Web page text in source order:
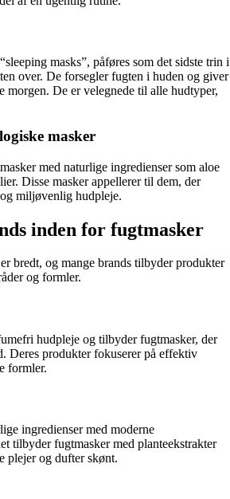
masks”, påføres som det sidste trin i
over. De forsegler fugten i huden og giver
morgen. De er velegnede til alle hudtyper,
masker
med naturlige ingredienser som aloe
Disse masker appellerer til dem, der
miljøvenlig hudpleje.
inden for fugtmasker
bredt, og mange brands tilbyder produkter
og formler.
hudpleje og tilbyder fugtmasker, der
Deres produkter fokuserer på effektiv
formler.
ingredienser med moderne
tilbyder fugtmasker med planteekstrakter
plejer og dufter skønt.